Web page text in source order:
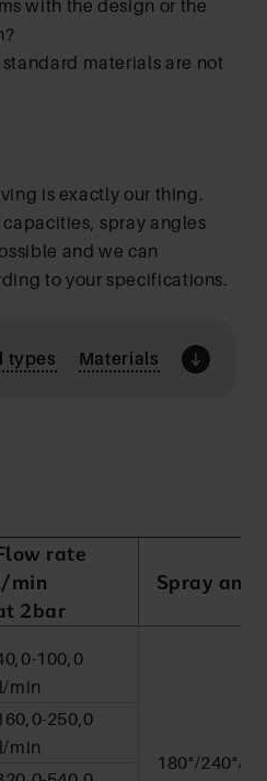
with the design or the
materials are not
is exactly our thing.
spray angles
and we can
to your specifications.
types Materials
rate
min
2bar
Spray
100,0
l/min
180°/240°/
250,0
l/min